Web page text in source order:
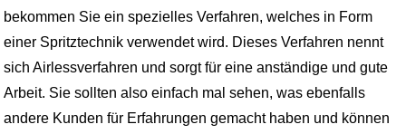
bekommen Sie ein spezielles Verfahren, welches in Form
einer Spritztechnik verwendet wird. Dieses Verfahren nennt
sich Airlessverfahren und sorgt für eine anständige und gute
Arbeit. Sie sollten also einfach mal sehen, was ebenfalls
andere Kunden für Erfahrungen gemacht haben und können